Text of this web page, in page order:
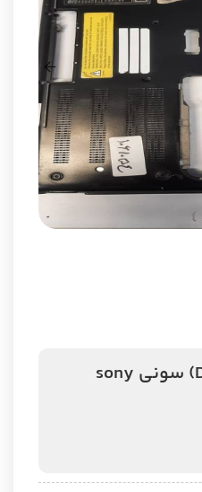
قاب کف لپ تاپ (D) سونی sony